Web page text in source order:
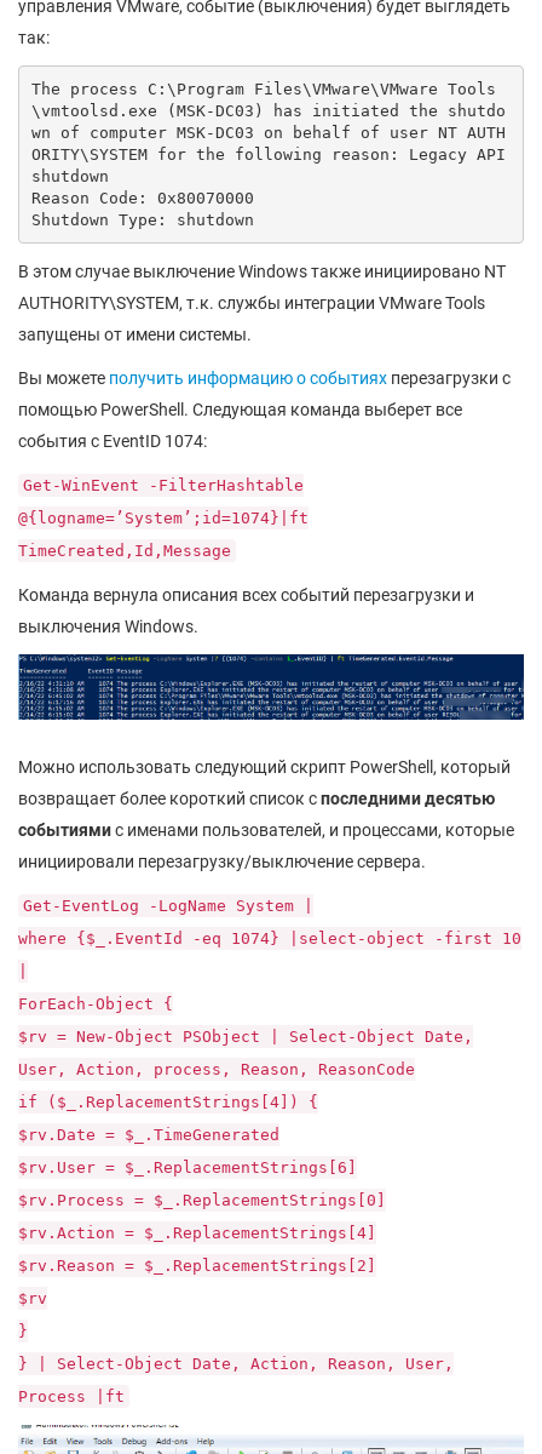
управления VMware, событие (выключения) будет выглядеть
так:
The process C:\Program Files\VMware\VMware Tools
\vmtoolsd.exe (MSK-DC03) has initiated the shutdo
wn of computer MSK-DC03 on behalf of user NT AUTH
ORITY\SYSTEM for the following reason: Legacy API
shutdown
Reason Code: 0x80070000
Shutdown Type: shutdown
В этом случае выключение Windows также инициировано NT
AUTHORITY\SYSTEM, т.к. службы интеграции VMware Tools
запущены от имени системы.
Вы можете получить информацию о событиях перезагрузки с
помощью PowerShell. Следующая команда выберет все
события с EventID 1074:
Get-WinEvent -FilterHashtable
@{logname=’System’;id=1074}|ft
TimeCreated,Id,Message
Команда вернула описания всех событий перезагрузки и
выключения Windows.
Можно использовать следующий скрипт PowerShell, который
возвращает более короткий список споследними десятью
событиямис именами пользователей, и процессами, которые
инициировали перезагрузку/выключение сервера.
Get-EventLog -LogName System |
where {$_.EventId -eq 1074} |select-object -first 10
ForEach-Object {
$rv = New-Object PSObject | Select-Object Date,
User, Action, process, Reason, ReasonCode
if ($_.ReplacementStrings[4]) {
$rv.Date = $_.TimeGenerated
$rv.User = $_.ReplacementStrings[6]
$rv.Process = $_.ReplacementStrings[0]
$rv.Action = $_.ReplacementStrings[4]
$rv.Reason = $_.ReplacementStrings[2]
$rv
}
} | Select-Object Date, Action, Reason, User,
Process |ft